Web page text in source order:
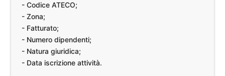
- Codice ATECO;
- Zona;
- Fatturato;
- Numero dipendenti;
- Natura giuridica;
- Data iscrizione attività.